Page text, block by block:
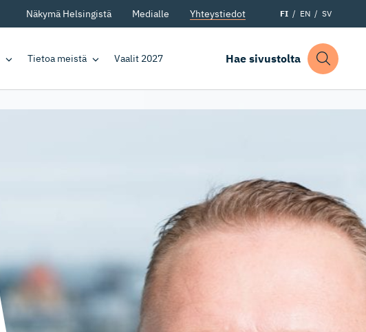
Näkymä Helsingistä Medialle Yhteystiedot FI EN SV
Tietoa meistä Vaalit 2027 Hae sivustolta